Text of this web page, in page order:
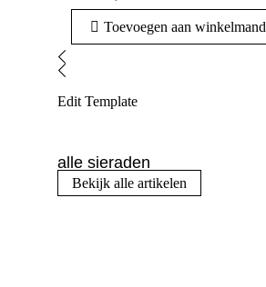
Toevoegen aan winkelmand
Edit Template
alle sieraden
Bekijk alle artikelen